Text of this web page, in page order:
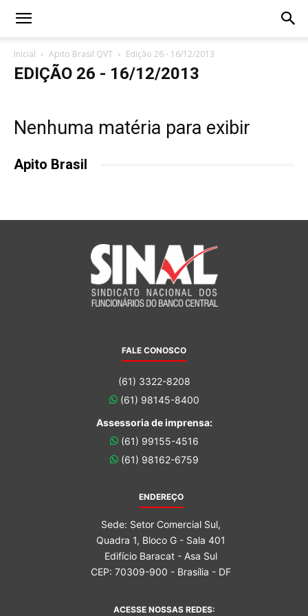
Inicial Apito Brasil QVT Edição 26 - 16/12/2013
EDIÇÃO 26 - 16/12/2013
Nenhuma matéria para exibir
Apito Brasil
FALE CONOSCO
(61) 3322-8208
(61) 98145-8400
Assessoria de imprensa:
(61) 99155-4516
(61) 98162-6759
ENDEREÇO
Sede: Setor Comercial Sul,
Quadra 1, Bloco G - Sala 401
Edifício Baracat - Asa Sul
CEP: 70309-900 - Brasília - DF
ACESSE NOSSAS REDES: